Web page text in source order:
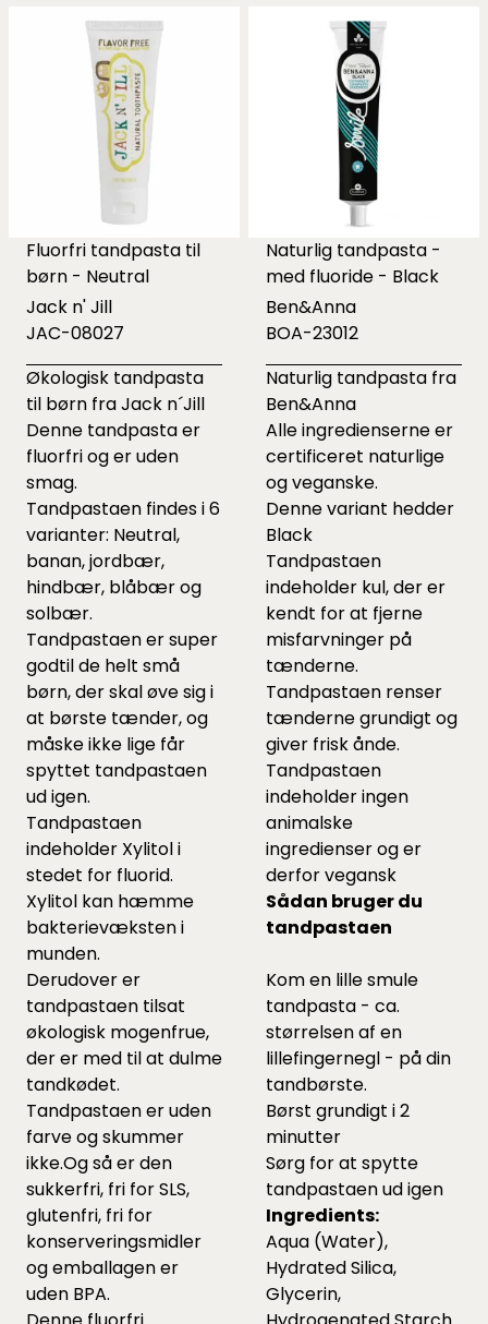
Fluorfri tandpasta til
børn - Neutral
Jack n' Jill
JAC-08027
Økologisk tandpasta
til børn fra Jack n´Jill
Denne tandpasta er
fluorfri og er uden
smag.
Tandpastaen findes i 6
varianter: Neutral,
banan, jordbær,
hindbær, blåbær og
solbær.
Tandpastaen er super
godtil de helt små
børn, der skal øve sig i
at børste tænder, og
måske ikke lige får
spyttet tandpastaen
ud igen.
Tandpastaen
indeholder Xylitol i
stedet for fluorid.
Xylitol kan hæmme
bakterievæksten i
munden.
Derudover er
tandpastaen tilsat
økologisk mogenfrue,
der er med til at dulme
tandkødet.
Tandpastaen er uden
farve og skummer
ikke.Og så er den
sukkerfri, fri for SLS,
glutenfri, fri for
konserveringsmidler
og emballagen er
uden BPA.
Naturlig tandpasta -
med fluoride - Black
Ben&Anna
BOA-23012
Naturlig tandpasta fra
Ben&Anna
Alle ingredienserne er
certificeret naturlige
og veganske.
Denne variant hedder
Black
Tandpastaen
indeholder kul, der er
kendt for at fjerne
misfarvninger på
tænderne.
Tandpastaen renser
tænderne grundigt og
giver frisk ånde.
Tandpastaen
indeholder ingen
animalske
ingredienser og er
derfor vegansk
Sådan bruger du
tandpastaen
Kom en lille smule
tandpasta - ca.
størrelsen af en
lillefingernegl - på din
tandbørste.
Børst grundigt i 2
minutter
Sørg for at spytte
tandpastaen ud igen
Ingredients:
Aqua (Water),
Hydrated Silica,
Glycerin,